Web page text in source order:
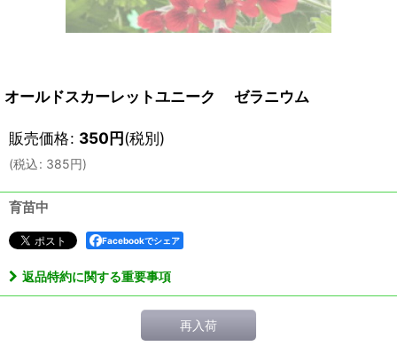
オールドスカーレットユニーク ゼラニウム
販売価格: 350円(税別)
(税込: 385円)
育苗中
Facebookでシェア
返品特約に関する重要事項
再入荷